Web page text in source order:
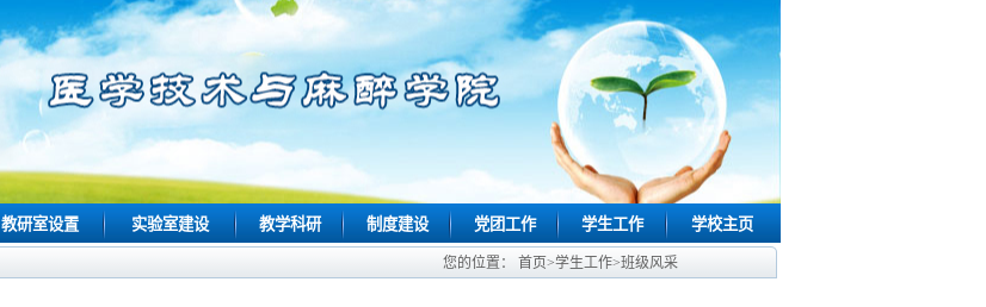
教研室设置 实验室建设 教学科研 制度建设 党团工作 学生工作 学校主页
您的位置： 首页>学生工作>班级风采